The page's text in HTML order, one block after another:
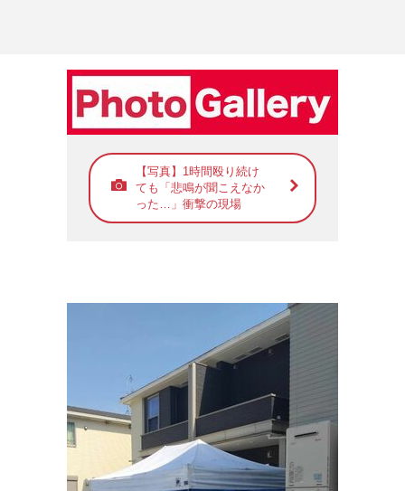
【写真】1時間殴り続け
ても「悲鳴が聞こえなか
った…」衝撃の現場